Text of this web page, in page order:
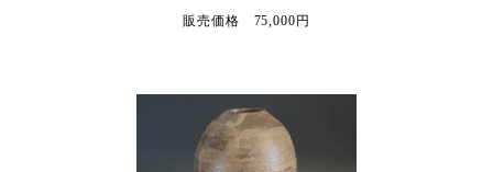
販売価格 75,000円